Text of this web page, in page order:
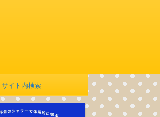
サイト内検索